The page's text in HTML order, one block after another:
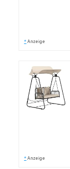
* Anzeige
* Anzeige